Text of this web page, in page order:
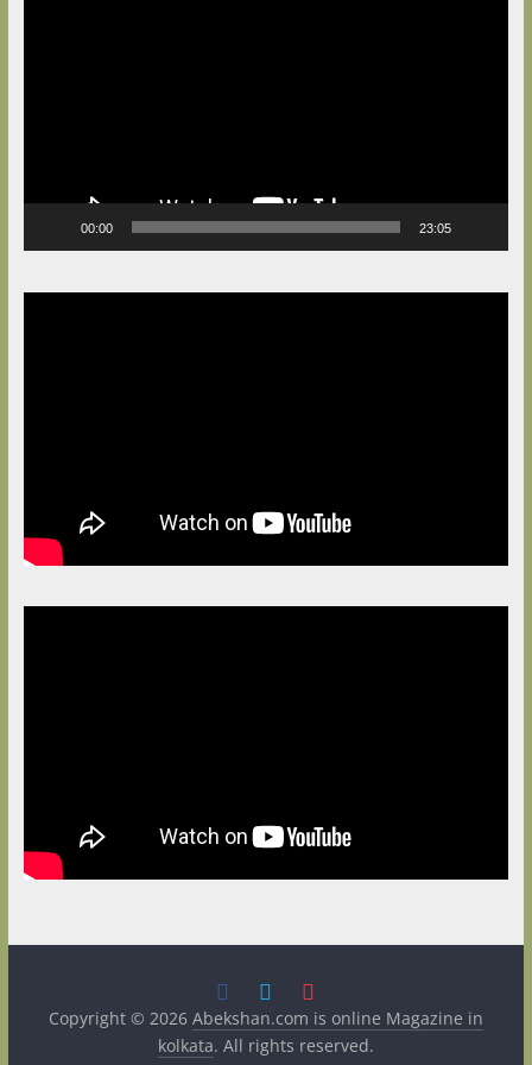
00:00 23:05
Copyright © 2026 Abekshan.com is online Magazine in
kolkata. All rights reserved.